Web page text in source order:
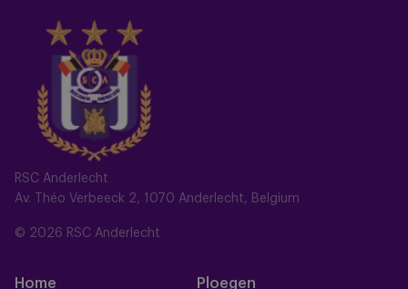
RSC Anderlecht
Av. Théo Verbeeck 2, 1070 Anderlecht, Belgium
© 2026 RSC Anderlecht
Home Ploegen